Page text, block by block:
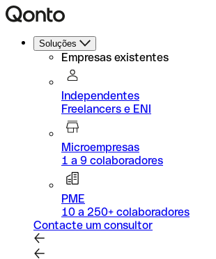
Soluções
Empresas existentes
Independentes
Freelancers e ENI
Microempresas
1 a 9 colaboradores
PME
10 a 250+ colaboradores
Contacte um consultor